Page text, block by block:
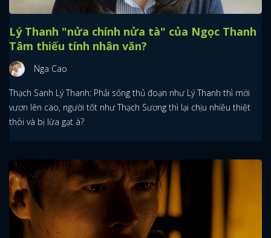
Lý Thanh "nửa chính nửa tà" của Ngọc Thanh
Tâm thiếu tính nhân văn?
Nga Cao
Thạch Sanh Lý Thanh: Phải sống thủ đoạn như Lý Thanh thì mới
vươn lên cao, người tốt như Thạch Sương thì lại chịu nhiều thiệt
thòi và bị lừa gạt à?